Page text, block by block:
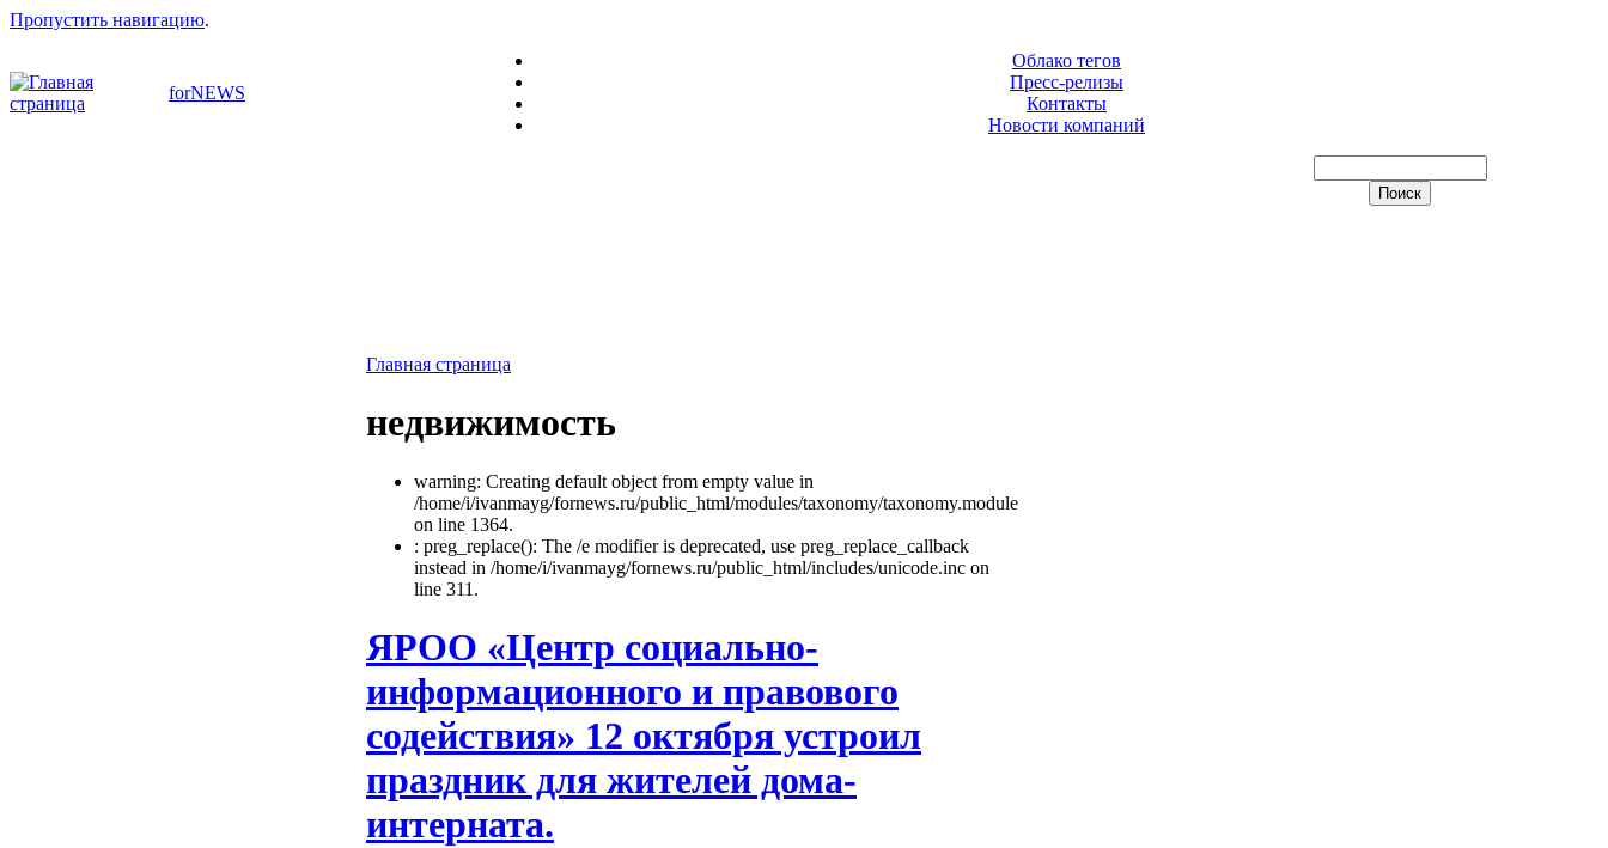
Пропустить навигацию.
forNEWS
Облако тегов
Пресс-релизы
Контакты
Новости компаний
Главная страница
недвижимость
warning: Creating default object from empty value in
/home/i/ivanmayg/fornews.ru/public_html/modules/taxonomy/taxonomy.module
on line 1364.
: preg_replace(): The /e modifier is deprecated, use preg_replace_callback
instead in /home/i/ivanmayg/fornews.ru/public_html/includes/unicode.inc on
line 311.
ЯРОО «Центр социально-
информационного и правового
содействия» 12 октября устроил
праздник для жителей дома-
интерната.